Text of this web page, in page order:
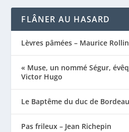
FLÂNER AU HASARD
Lèvres pâmées – Maurice
« Muse, un nommé Ségur,
Victor Hugo
Le Baptême du duc de
Pas frileux – Jean Richepin